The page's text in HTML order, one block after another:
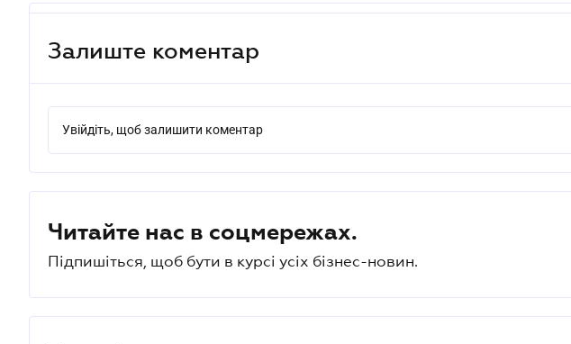
Залиште коментар
Увійдіть, щоб залишити коментар
Читайте нас в соцмережах.
Підпишіться, щоб бути в курсі усіх бізнес-новин.